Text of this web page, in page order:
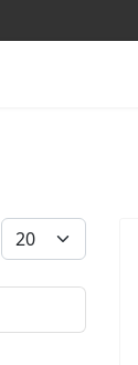
Кол-во строк: